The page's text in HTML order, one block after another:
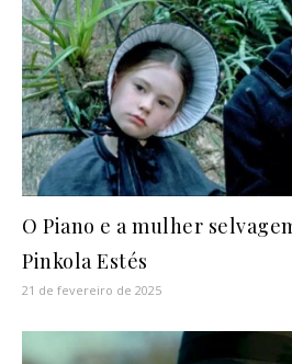
O Piano e a mulher
Pinkola Estés
21 de fevereiro de 2025